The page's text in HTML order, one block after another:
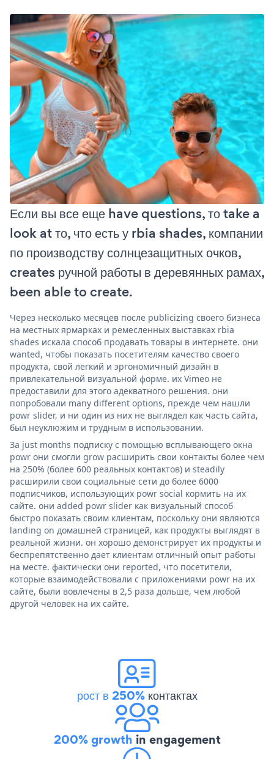
Если вы все еще have questions, то take a
look at то, что есть у rbia shades, компании
по производству солнцезащитных очков,
creates ручной работы в деревянных рамах,
been able to create.
Через несколько месяцев после publicizing своего бизнеса
на местных ярмарках и ремесленных выставках rbia
shades искала способ продавать товары в интернете. они
wanted, чтобы показать посетителям качество своего
продукта, свой легкий и эргономичный дизайн в
привлекательной визуальной форме. их Vimeo не
предоставили для этого адекватного решения. они
попробовали many different options, прежде чем нашли
powr slider, и ни один из них не выглядел как часть сайта,
был неуклюжим и трудным в использовании.
За just months подписку с помощью всплывающего окна
powr они смогли grow расширить свои контакты более чем
на 250% (более 600 реальных контактов) и steadily
расширили свои социальные сети до более 6000
подписчиков, использующих powr social кормить на их
сайте. они added powr slider как визуальный способ
быстро показать своим клиентам, поскольку они являются
landing on домашней страницей, как продукты выглядят в
реальной жизни. он хорошо демонстрирует их продукты и
беспрепятственно дает клиентам отличный опыт работы
на месте. фактически они reported, что посетители,
которые взаимодействовали с приложениями powr на их
сайте, были вовлечены в 2,5 раза дольше, чем любой
другой человек на их сайте.
рост в 250%контактах
200% growth in engagement